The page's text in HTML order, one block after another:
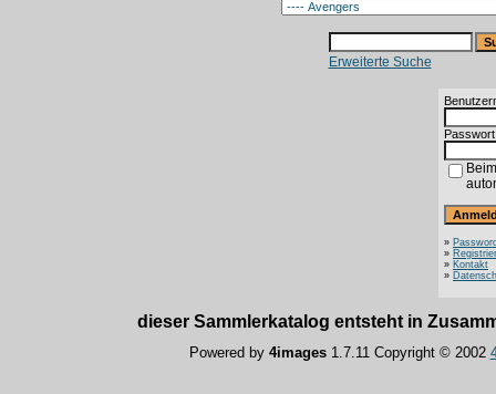
Erweiterte Suche
»
»
» Kontakt
»
dieser Sammlerkatalog entsteht in
Powered by 4images1.7.11 Copyright © 2002